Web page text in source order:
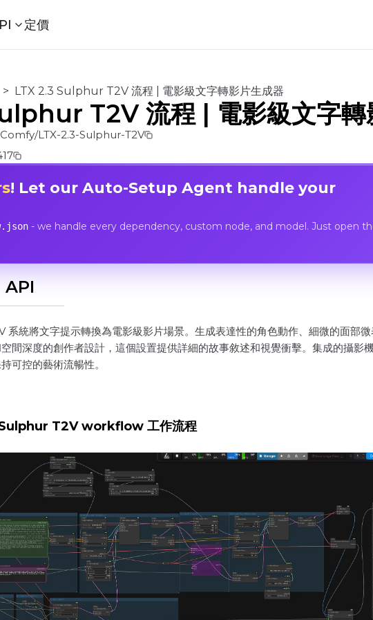
定價
> LTX 2.3 Sulphur T2V 流程 | 電影級文字轉影片生成器
T2V 流程 | 電影級文字轉
LTX-2.3-Sulphur-T2V
! Let our Auto-Setup Agent handle your
- we handle every dependency, custom node, and model. Just open
API
統將文字提示轉換為電影級影片場景。生成表達性的角色動作、細微的面部
間深度的創作者設計，這個設置提供詳細的故事敘述和視覺衝擊。集成的攝影
可控的藝術流暢性。
T2V workflow 工作流程